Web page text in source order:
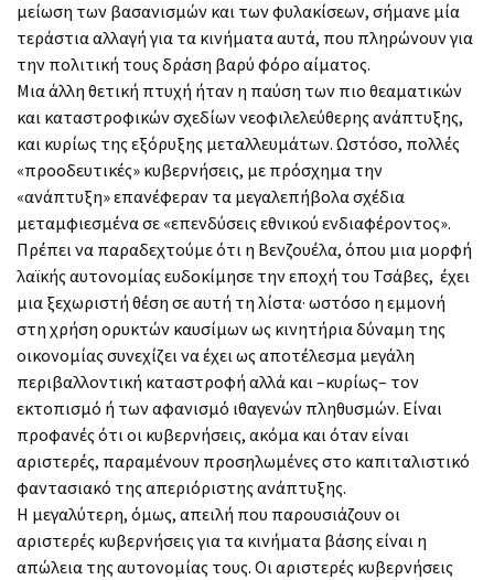
μείωση των βασανισμών και των φυλακίσεων, σήμανε μία
τεράστια αλλαγή για τα κινήματα αυτά, που πληρώνουν για
την πολιτική τους δράση βαρύ φόρο αίματος.
Μια άλλη θετική πτυχή ήταν η παύση των πιο θεαματικών
και καταστροφικών σχεδίων νεοφιλελεύθερης ανάπτυξης,
και κυρίως της εξόρυξης μεταλλευμάτων. Ωστόσο, πολλές
«προοδευτικές» κυβερνήσεις, με πρόσχημα την
«ανάπτυξη» επανέφεραν τα μεγαλεπήβολα σχέδια
μεταμφιεσμένα σε «επενδύσεις εθνικού ενδιαφέροντος».
Πρέπει να παραδεχτούμε ότι η Βενζουέλα, όπου μια μορφή
λαϊκής αυτονομίας ευδοκίμησε την εποχή του Τσάβες, έχει
μια ξεχωριστή θέση σε αυτή τη λίστα· ωστόσο η εμμονή
στη χρήση ορυκτών καυσίμων ως κινητήρια δύναμη της
οικονομίας συνεχίζει να έχει ως αποτέλεσμα μεγάλη
περιβαλλοντική καταστροφή αλλά και –κυρίως– τον
εκτοπισμό ή των αφανισμό ιθαγενών πληθυσμών. Είναι
προφανές ότι οι κυβερνήσεις, ακόμα και όταν είναι
αριστερές, παραμένουν προσηλωμένες στο καπιταλιστικό
φαντασιακό της απεριόριστης ανάπτυξης.
Η μεγαλύτερη, όμως, απειλή που παρουσιάζουν οι
αριστερές κυβερνήσεις για τα κινήματα βάσης είναι η
απώλεια της αυτονομίας τους. Οι αριστερές κυβερνήσεις